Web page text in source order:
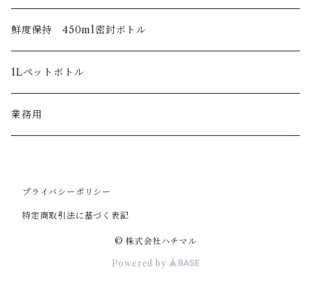
鮮度保持 450ml密封ボトル
1Lペットボトル
業務用
プライバシーポリシー
特定商取引法に基づく表記
© 株式会社ハチマル
Powered by